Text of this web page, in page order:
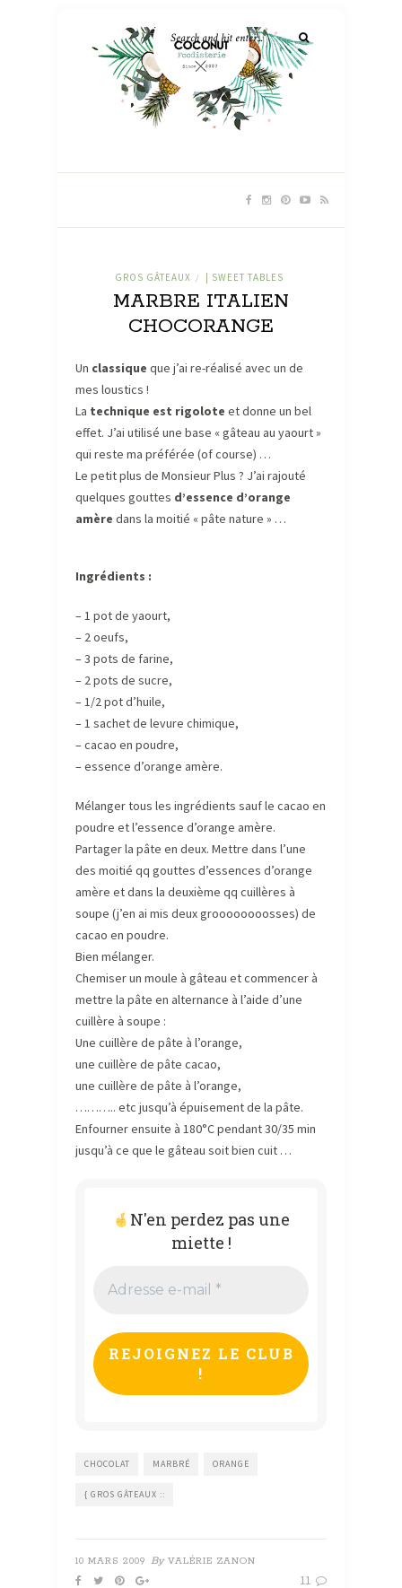
GROS GÂTEAUX / | SWEET TABLES
MARBRE ITALIEN
CHOCORANGE
Un classique que j’ai re-réalisé avec un de
mes loustics !
La technique est rigolote et donne un bel
effet. J’ai utilisé une base « gâteau au yaourt »
qui reste ma préférée (of course) …
Le petit plus de Monsieur Plus ? J’ai rajouté
quelques gouttes d’essence d’orange
amère dans la moitié « pâte nature » …
Ingrédients :
– 1 pot de yaourt,
– 2 oeufs,
– 3 pots de farine,
– 2 pots de sucre,
– 1/2 pot d’huile,
– 1 sachet de levure chimique,
– cacao en poudre,
– essence d’orange amère.
Mélanger tous les ingrédients sauf le cacao en
poudre et l’essence d’orange amère.
Partager la pâte en deux. Mettre dans l’une
des moitié qq gouttes d’essences d’orange
amère et dans la deuxième qq cuillères à
soupe (j’en ai mis deux groooooooosses) de
cacao en poudre.
Bien mélanger.
Chemiser un moule à gâteau et commencer à
mettre la pâte en alternance à l’aide d’une
cuillère à soupe :
Une cuillère de pâte à l’orange,
une cuillère de pâte cacao,
une cuillère de pâte à l’orange,
……….. etc jusqu’à épuisement de la pâte.
Enfourner ensuite à 180°C pendant 30/35 min
jusqu’à ce que le gâteau soit bien cuit …
N'en perdez pas une
miette !
e-
*
CHOCOLAT MARBRÉ ORANGE
{ GROS GÂTEAUX ::
10 MARS 2009 By VALÉRIE ZANON
11